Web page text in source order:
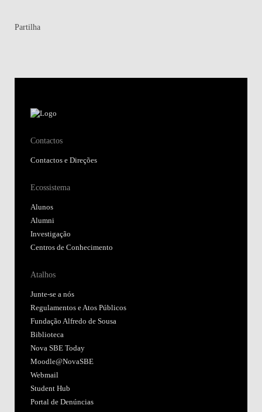
Partilha
Contactos
Contactos e Direções
Ecossistema
Alunos
Alumni
Investigação
Centros de Conhecimento
Atalhos
Junte-se a nós
Regulamentos e Atos Públicos
Fundação Alfredo de Sousa
Biblioteca
Nova SBE Today
Moodle@NovaSBE
Webmail
Student Hub
Portal de Denúncias